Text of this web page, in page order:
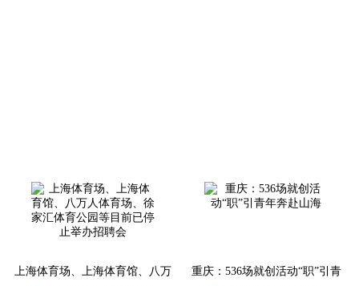
上海体育场、上海体育馆、八万 重庆：536场就创活动“职”引青